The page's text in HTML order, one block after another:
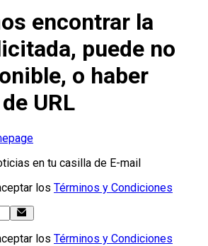
encontrar la
puede no
o haber
URL
en tu casilla de E-mail
los Términos y Condiciones
los Términos y Condiciones